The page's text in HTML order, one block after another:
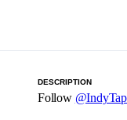
DESCRIPTION
Follow